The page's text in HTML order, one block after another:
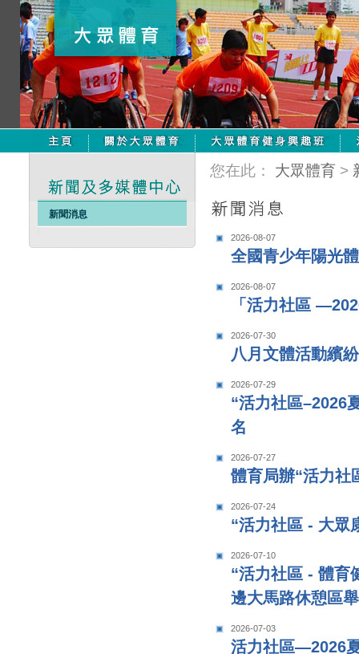
新聞消息
您在此： 大眾體育 >
2026-08-07
全國青少年陽光
2026-08-07
「活力社區
2026-07-30
八月文體活動繽
2026-07-29
“活力社區–2026
名
2026-07-27
體育局辦“活力社
2026-07-24
“活力社區 - 大眾
2026-07-10
“活力社區 - 體育
邊大馬路休憩區
2026-07-03
活力社區—2026